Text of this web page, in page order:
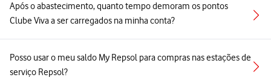
Após o abastecimento, quanto tempo demoram os pontos
Clube Viva a ser carregados na minha conta?
Posso usar o meu saldo My Repsol para compras nas estações de
serviço Repsol?